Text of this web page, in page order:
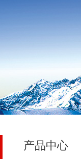
产品中心